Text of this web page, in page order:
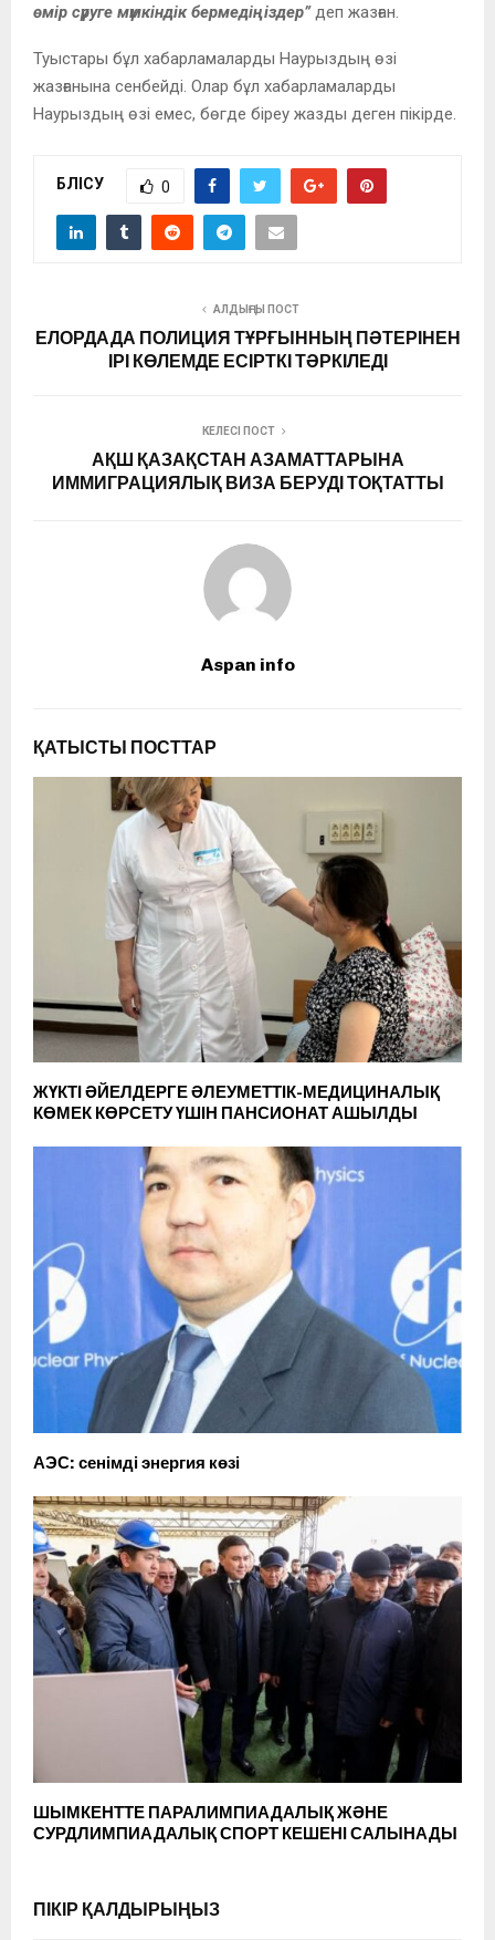
өмір сүруге мүмкіндік бермедіңіздер”деп жазған.
Туыстары бұл хабарламаларды Наурыздың өзі
жазғанына сенбейді. Олар бұл хабарламаларды
Наурыздың өзі емес, бөгде біреу жазды деген пікірде.
БӨЛІСУ 0
АЛДЫҢҒЫ ПОСТ
ЕЛОРДАДА ПОЛИЦИЯ ТҰРҒЫННЫҢ ПӘТЕРІНЕН
ІРІ КӨЛЕМДЕ ЕСІРТКІ ТӘРКІЛЕДІ
КЕЛЕСІ ПОСТ
АҚШ ҚАЗАҚСТАН АЗАМАТТАРЫНА
ИММИГРАЦИЯЛЫҚ ВИЗА БЕРУДІ ТОҚТАТТЫ
Aspan info
ҚАТЫСТЫ ПОСТТАР
ЖҮКТІ ӘЙЕЛДЕРГЕ ӘЛЕУМЕТТІК-МЕДИЦИНАЛЫҚ
КӨМЕК КӨРСЕТУ ҮШІН ПАНСИОНАТ АШЫЛДЫ
АЭС: сенімді энергия көзі
ШЫМКЕНТТЕ ПАРАЛИМПИАДАЛЫҚ ЖӘНЕ
СУРДЛИМПИАДАЛЫҚ СПОРТ КЕШЕНІ САЛЫНАДЫ
ПІКІР ҚАЛДЫРЫҢЫЗ